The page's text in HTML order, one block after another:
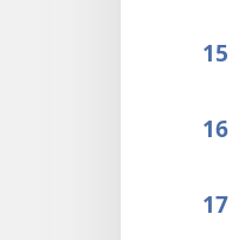
15
16
17